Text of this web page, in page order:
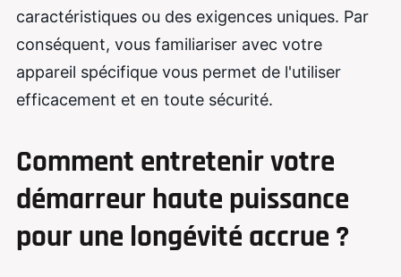
caractéristiques ou des exigences uniques. Par
conséquent, vous familiariser avec votre
appareil spécifique vous permet de l'utiliser
efficacement et en toute sécurité.
Comment entretenir votre
démarreur haute puissance
pour une longévité accrue ?